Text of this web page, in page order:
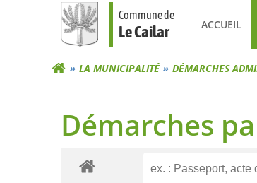
Commune de
Le Cailar ACCUEIL
LA MUNICIPALITÉ DÉMARCHES
Démarches